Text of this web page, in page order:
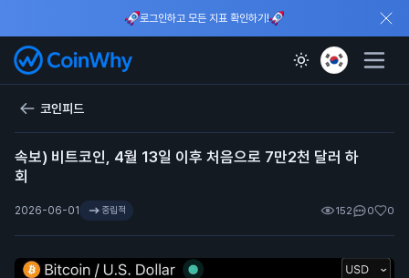
로그인하고 모든 지표 확인하기!
코인피드
속보) 비트코인, 4월 13일 이후 처음으로 7만2천 달러 하
회
2026-06-01 중립적 152 0 0